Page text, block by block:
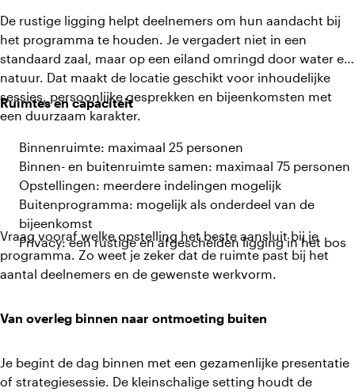
De rustige ligging helpt deelnemers om hun aandacht bij
het programma te houden. Je vergadert niet in een
standaard zaal, maar op een eiland omringd door water en
natuur. Dat maakt de locatie geschikt voor inhoudelijke
sessies, persoonlijke gesprekken en bijeenkomsten met
een duurzaam karakter.
Ruimtes en capaciteit
Binnenruimte: maximaal 25 personen
Binnen- en buitenruimte samen: maximaal 75 personen
Opstellingen: meerdere indelingen mogelijk
Buitenprogramma: mogelijk als onderdeel van de
bijeenkomst
Privacy: een rustige en afgescheiden ligging in het bos
Vraag vooraf welke opstelling het beste aansluit bij je
programma. Zo weet je zeker dat de ruimte past bij het
aantal deelnemers en de gewenste werkvorm.
Van overleg binnen naar ontmoeting buiten
Je begint de dag binnen met een gezamenlijke presentatie
of strategiesessie. De kleinschalige setting houdt de